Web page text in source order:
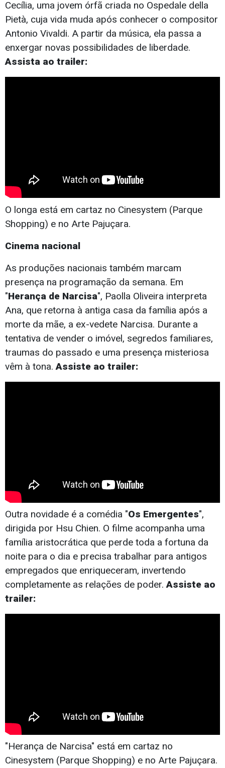
Cecília, uma jovem órfã criada no Ospedale della
Pietà, cuja vida muda após conhecer o compositor
Antonio Vivaldi. A partir da música, ela passa a
enxergar novas possibilidades de liberdade.
Assista ao trailer:
O longa está em cartaz no Cinesystem (Parque
Shopping) e no Arte Pajuçara.
Cinema nacional
As produções nacionais também marcam
presença na programação da semana. Em
"Herança de Narcisa", Paolla Oliveira interpreta
Ana, que retorna à antiga casa da família após a
morte da mãe, a ex-vedete Narcisa. Durante a
tentativa de vender o imóvel, segredos familiares,
traumas do passado e uma presença misteriosa
vêm à tona. Assiste ao trailer:
Outra novidade é a comédia "Os Emergentes",
dirigida por Hsu Chien. O filme acompanha uma
família aristocrática que perde toda a fortuna da
noite para o dia e precisa trabalhar para antigos
empregados que enriqueceram, invertendo
completamente as relações de poder.Assiste ao
trailer:
"Herança de Narcisa" está em cartaz no
Cinesystem (Parque Shopping) e no Arte Pajuçara.